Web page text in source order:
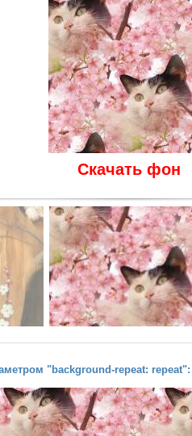
Скачать фон
"background-repeat: repeat":